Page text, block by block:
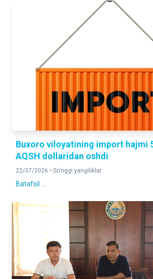
Buxoro viloyatining import hajmi
AQSH dollaridan oshdi
22/07/2026 • So'nggi yangiliklar
Batafsil ...